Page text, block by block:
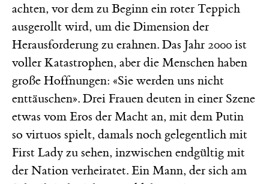
achten, vor dem zu Beginn ein roter Teppich
ausgerollt wird, um die Dimension der
Herausforderung zu erahnen. Das Jahr 2000 ist
voller Katastrophen, aber die Menschen haben
große Hoffnungen: «Sie werden uns nicht
enttäuschen». Drei Frauen deuten in einer Szene
etwas vom Eros der Macht an, mit dem Putin
so virtuos spielt, damals noch gelegentlich mit
First Lady zu sehen, inzwischen endgültig mit
der Nation verheiratet. Ein Mann, der sich am